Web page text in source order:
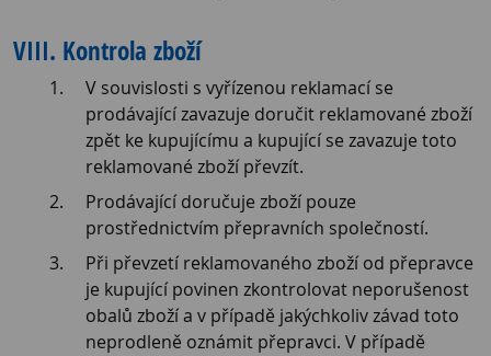
VIII. Kontrola zboží
V souvislosti s vyřízenou reklamací se
prodávající zavazuje doručit reklamované zboží
zpět ke kupujícímu a kupující se zavazuje toto
reklamované zboží převzít.
Prodávající doručuje zboží pouze
prostřednictvím přepravních společností.
Při převzetí reklamovaného zboží od přepravce
je kupující povinen zkontrolovat neporušenost
obalů zboží a v případě jakýchkoliv závad toto
neprodleně oznámit přepravci. V případě